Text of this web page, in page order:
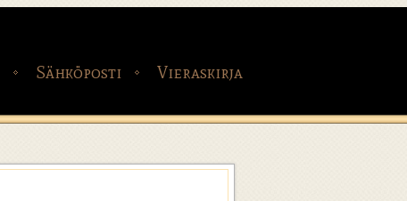
Vieraskirja
Sähköposti